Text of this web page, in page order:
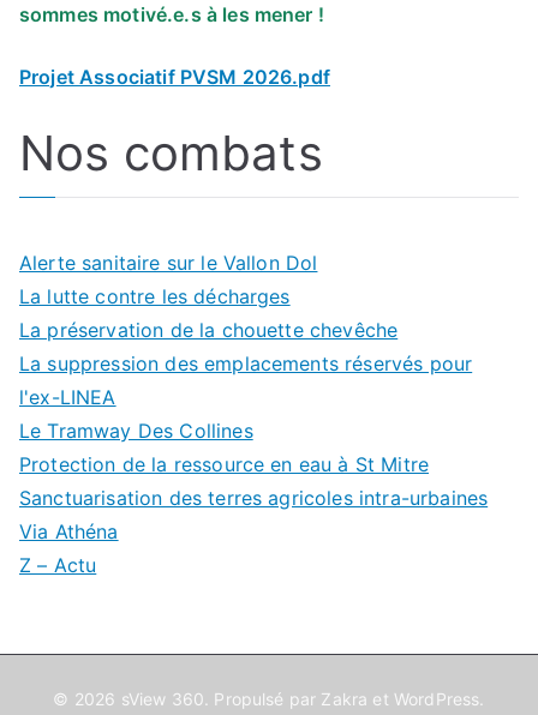
sommes motivé.e.s à les mener !
Projet Associatif PVSM 2026.pdf
Nos combats
Alerte sanitaire sur le Vallon Dol
La lutte contre les décharges
La préservation de la chouette chevêche
La suppression des emplacements réservés pour
l'ex-LINEA
Le Tramway Des Collines
Protection de la ressource en eau à St Mitre
Sanctuarisation des terres agricoles intra-urbaines
Via Athéna
Z – Actu
© 2026 sView 360 . Propulsé par Zakra et WordPress